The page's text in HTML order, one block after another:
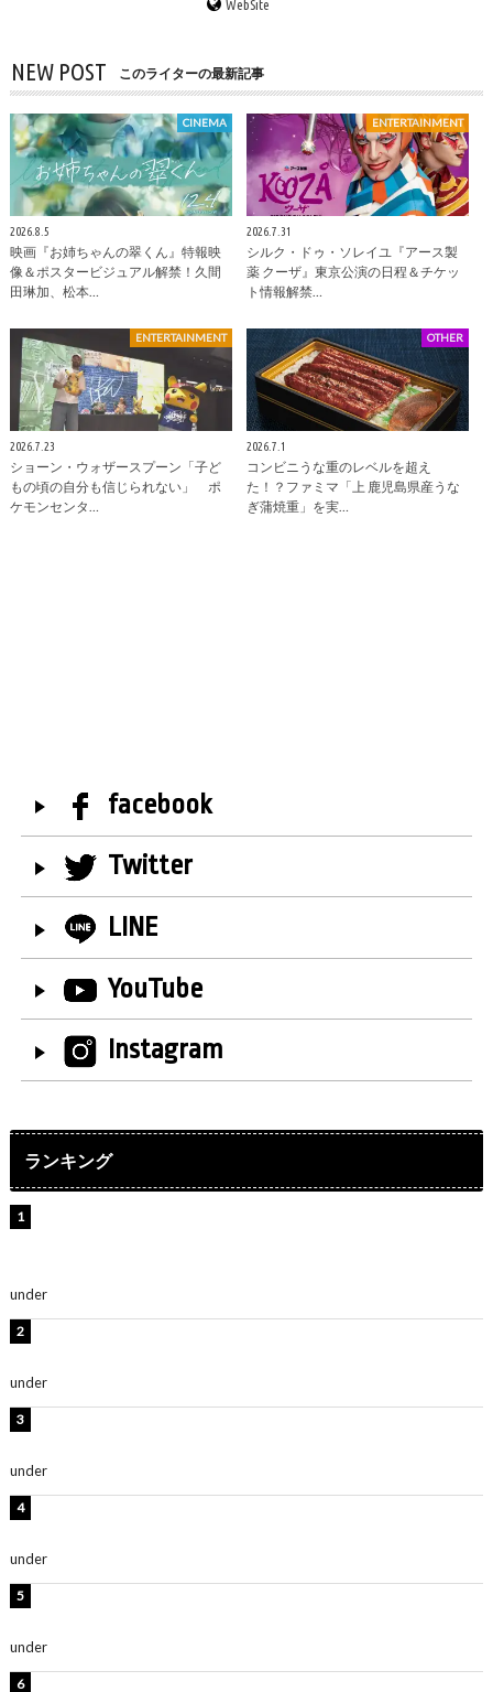
WebSite
NEW POST このライターの最新記事
CINEMA
2026.8.5
映画『お姉ちゃんの翠くん』特報映
像＆ポスタービジュアル解禁！久間
田琳加、松本…
ENTERTAINMENT
2026.7.31
シルク・ドゥ・ソレイユ『アース製
薬 クーザ』東京公演の日程＆チケッ
ト情報解禁…
ENTERTAINMENT
2026.7.23
ショーン・ウォザースプーン「子ど
もの頃の自分も信じられない」 ポ
ケモンセンタ…
OTHER
2026.7.1
コンビニうな重のレベルを超え
た！？ファミマ「上 鹿児島県産うな
ぎ蒲焼重」を実…
facebook
Twitter
LINE
YouTube
Instagram
ランキング
under
under
under
under
under